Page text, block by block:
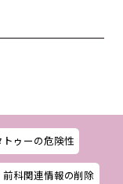
トゥーの危険性
前科関連情報の削除